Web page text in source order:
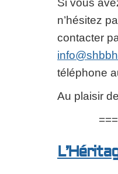
Si vous
n’hésitez
contacter
téléphone
Au plaisir